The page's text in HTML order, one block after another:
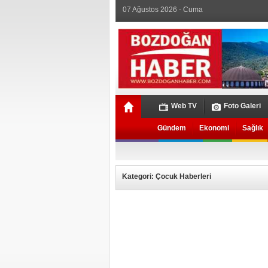
07 Ağustos 2026 - Cuma
Web TV Foto Galeri
Gündem Ekonomi Sağlık
Kategori: Çocuk Haberleri